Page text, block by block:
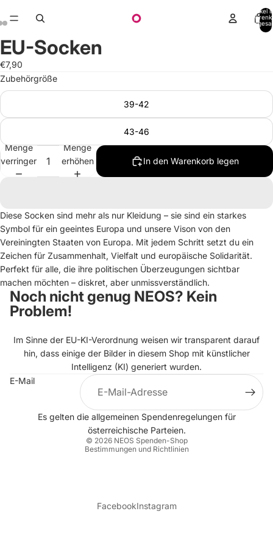
Artikel
EU-Socken
€7,90
Zubehörgröße
39-42
43-46
Menge
verringern
Menge
erhöhen
In den Warenkorb legen
Diese Socken sind mehr als nur Kleidung – sie sind ein starkes
Symbol für ein geeintes Europa und unsere Vison von den
Vereiningten Staaten von Europa. Mit jedem Schritt setzt du ein
Zeichen für Zusammenhalt, Vielfalt und europäische Solidarität.
Perfekt für alle, die ihre politischen Überzeugungen sichtbar
machen möchten – diskret, aber unmissverständlich.
Noch nicht genug NEOS? Kein
Problem!
Im Sinne der EU-KI-Verordnung weisen wir transparent darauf
hin, dass einige der Bilder in diesem Shop mit künstlicher
Intelligenz (KI) generiert wurden.
E-Mail
Es gelten die allgemeinen Spendenregelungen für
österreichische Parteien.
© 2026 NEOS Spenden-Shop
Bestimmungen und Richtlinien
Datenschutzerklärung
FacebookInstagram